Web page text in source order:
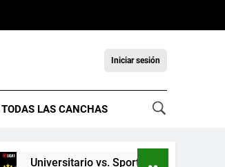
Iniciar sesión
TODAS LAS CANCHAS
Universitario vs. Sporting Cristal EN